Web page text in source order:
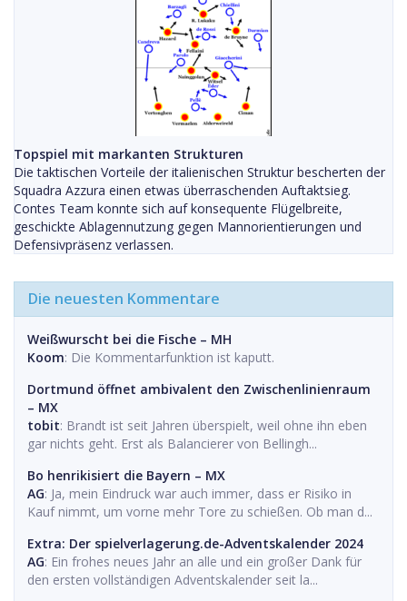
Topspiel mit markanten Strukturen
Die taktischen Vorteile der italienischen Struktur bescherten der
Squadra Azzura einen etwas überraschenden Auftaktsieg.
Contes Team konnte sich auf konsequente Flügelbreite,
geschickte Ablagennutzung gegen Mannorientierungen und
Defensivpräsenz verlassen.
Die neuesten Kommentare
Weißwurscht bei die Fische – MH
Koom: Die Kommentarfunktion ist kaputt.
Dortmund öffnet ambivalent den Zwischenlinienraum
– MX
tobit: Brandt ist seit Jahren überspielt, weil ohne ihn eben
gar nichts geht. Erst als Balancierer von Bellingh...
Bo henrikisiert die Bayern – MX
AG: Ja, mein Eindruck war auch immer, dass er Risiko in
Kauf nimmt, um vorne mehr Tore zu schießen. Ob man d...
Extra: Der spielverlagerung.de-Adventskalender 2024
AG: Ein frohes neues Jahr an alle und ein großer Dank für
den ersten vollständigen Adventskalender seit la...